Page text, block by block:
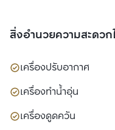
สิ่งอำนวยความสะดว
เครื่องปรับอากาศ
เครื่องทำน้ำอุ่น
เครื่องดูดควัน